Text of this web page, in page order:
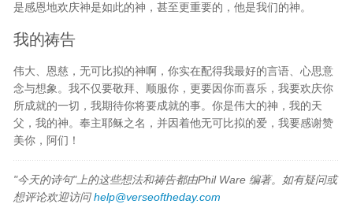
是感恩地欢庆神是如此的神，甚至更重要的，他是我们的神。
我的祷告
伟大、恩慈，无可比拟的神啊，你实在配得我最好的言语、心思意
念与想象。我不仅要敬拜、顺服你，更要因你而喜乐，我要欢庆你
所成就的一切，我期待你将要成就的事。你是伟大的神，我的天
父，我的神。奉主耶稣之名，并因着他无可比拟的爱，我要感谢赞
美你，阿们！
"今天的诗句"上的这些想法和祷告都由Phil Ware 编著。如有疑问或
想评论欢迎访问help@verseoftheday.com